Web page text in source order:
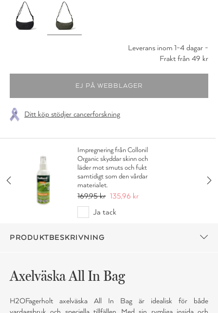
Leverans inom 1-4 dagar -
Frakt från 49 kr
Ditt köp stödjer cancerforskning
Impregnering från Collonil
Organic skyddar skinn och
läder mot smuts och fukt
samtidigt som den vårdar
materialet.
169,95 kr 135,96 kr
Ja tack
PRODUKTBESKRIVNING
Axelväska All In Bag
H2OFagerholt axelväska All In Bag är idealisk för både